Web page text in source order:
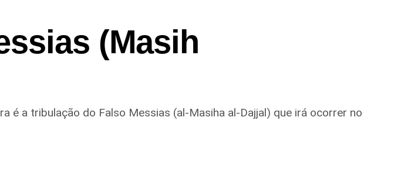
(Masih
é a tribulação do Falso Messias (al-Masiha al-Dajjal) que irá ocorrer no